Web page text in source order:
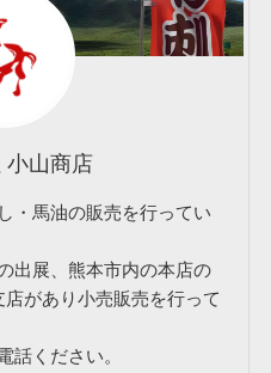
小山商店
・馬油の販売を行ってい
出展、熊本市内の本店の
があり小売販売を行って
話ください。